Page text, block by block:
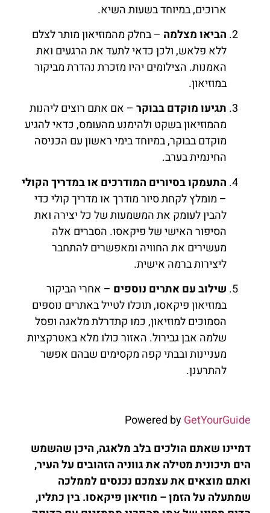
ארוכים, במיוחד בשעות השיא.
הביאו מצלמה – בחלק מהמוזיאון מותר לצלם
ללא פלאש, ולכן כדאי לתעד את הרגעים ואת
האמנות. הצילומים יהיו מזכרת נהדרת מביקור
במוזיאון.
תגיעו מוקדם בבוקר – אם אתם רוצים ליהנות
מהמוזיאון בשקט ולהימנע מהעומס, כדאי להגיע
מוקדם בבוקר, במיוחד בימי ראשון עם הכניסה
החינמית בערב.
התעמקו בסיורים המודרכים או במדריך הקולי
– מומלץ לקחת סיור מודרך או מדריך קולי כדי
להבין לעומק את המשמעות של כל יצירה ואת
הסיפור האישי של פיקאסו. הסברים אלה
מעשירים את החוויה ומאפשרים להתחבר
ליצירות ברמה אישית.
שילוב עם אתרים נוספים – אחרי הביקור
במוזיאון פיקאסו, תוכלו לטייל באתרים נוספים
הסמוכים למוזיאון, כמו קתדרלת מלאגה ופסל
שלמה אבן גבירול. האזור כולו מלא באטרקציות
מעניינות ובבתי קפה מקסימים שבהם אפשר
להתרענן.
Powered byGetYourGuide
דמיינו שאתם הולכים בלב מלאגה, היכן שהשמש
הים תיכונית מטילה את גווניה הזהובים על העיר,
ואתם מוצאים את עצמכם נכנסים לממלכה
שמתעלה על הזמן – מוזיאון פיקאסו. בין כתליו,